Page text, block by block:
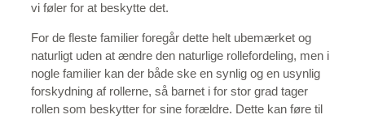
vi føler for at beskytte det.
For de fleste familier foregår dette helt ubemærket og
naturligt uden at ændre den naturlige rollefordeling, men i
nogle familier kan der både ske en synlig og en usynlig
forskydning af rollerne, så barnet i for stor grad tager
rollen som beskytter for sine forældre. Dette kan føre til